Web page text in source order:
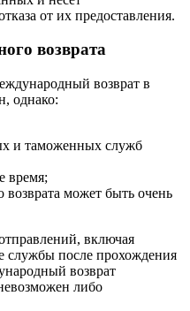
от их предоставления.
возврата
возврат в
однако:
и таможенных служб
время;
может быть очень
включая
службы после прохождения
возврат
либо